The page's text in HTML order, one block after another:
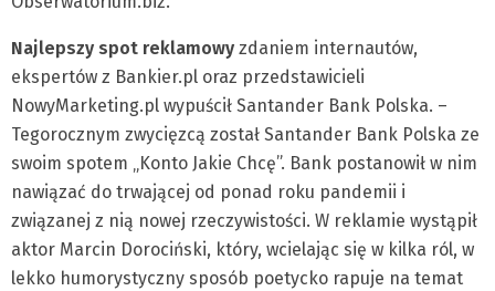
Najlepszy spot reklamowy zdaniem internautów,
ekspertów z Bankier.pl oraz przedstawicieli
NowyMarketing.pl wypuścił Santander Bank Polska. –
Tegorocznym zwycięzcą został Santander Bank Polska ze
swoim spotem „Konto Jakie Chcę”. Bank postanowił w nim
nawiązać do trwającej od ponad roku pandemii i
związanej z nią nowej rzeczywistości. W reklamie wystąpił
aktor Marcin Dorociński, który, wcielając się w kilka ról, w
lekko humorystyczny sposób poetycko rapuje na temat